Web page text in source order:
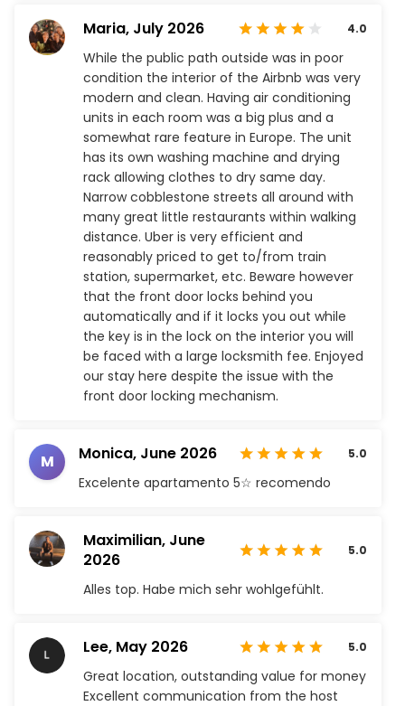
Maria, July 2026 4.0
While the public path outside was in poor
condition the interior of the Airbnb was very
modern and clean. Having air conditioning
units in each room was a big plus and a
somewhat rare feature in Europe. The unit
has its own washing machine and drying
rack allowing clothes to dry same day.
Narrow cobblestone streets all around with
many great little restaurants within walking
distance. Uber is very efficient and
reasonably priced to get to/from train
station, supermarket, etc. Beware however
that the front door locks behind you
automatically and if it locks you out while
the key is in the lock on the interior you will
be faced with a large locksmith fee. Enjoyed
our stay here despite the issue with the
front door locking mechanism.
M Monica, June 2026 5.0
Excelente apartamento 5☆ recomendo
Maximilian, June
2026
5.0
Alles top. Habe mich sehr wohlgefühlt.
Lee, May 2026 5.0
Great location, outstanding value for money
Excellent communication from the host